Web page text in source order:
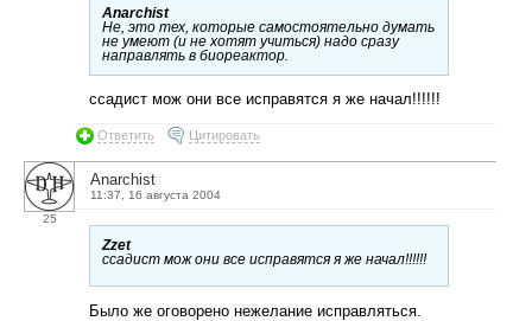
Anarchist
Не, это тех, которые самостоятельно думать
не умеют (и не хотят учиться) надо сразу
направлять в биореактор.
ссадист мож они все исправятся я же начал!!!!!!
Ответить Цитировать
25
Anarchist
11:37, 16 августа 2004
Zzet
ссадист мож они все исправятся я же начал!!!!!!
Было же оговорено нежелание исправляться.